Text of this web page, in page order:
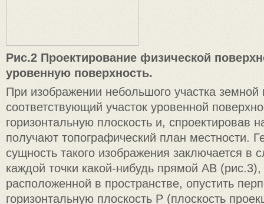
Рис.2 Проектирование физической
уровенную поверхность.
При изображении небольшого участка земной
соответствующий участок уровенной
горизонтальную плоскость и, спроектировав
получают топографический план местности.
сущность такого изображения заключается
каждой точки какой-нибудь прямой АВ
расположенной в пространстве, опустить
горизонтальную плоскость Р (плоскость